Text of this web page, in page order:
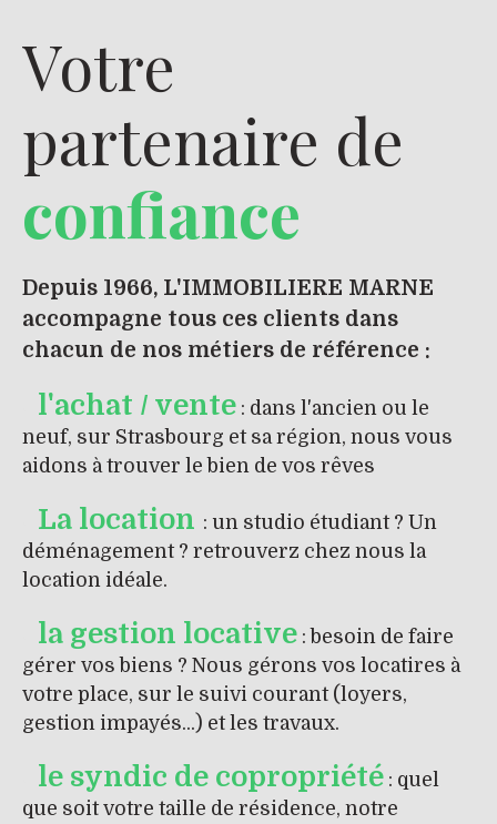
Votre
partenaire de
confiance
Depuis 1966, L'IMMOBILIERE MARNE
accompagne tous ces clients dans
chacun de nos métiers de référence :
l'achat / vente : dans l'ancien ou le
neuf, sur Strasbourg et sa région, nous vous
aidons à trouver le bien de vos rêves
La location : un studio étudiant ? Un
déménagement ? retrouverz chez nous la
location idéale.
la gestion locative : besoin de faire
gérer vos biens ? Nous gérons vos locatires à
votre place, sur le suivi courant (loyers,
gestion impayés...) et les travaux.
le syndic de copropriété : quel
que soit votre taille de résidence, notre